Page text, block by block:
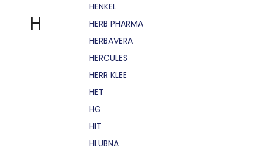
H
HENKEL
HERB PHARMA
HERBAVERA
HERCULES
HERR KLEE
HET
HG
HIT
HLUBNA